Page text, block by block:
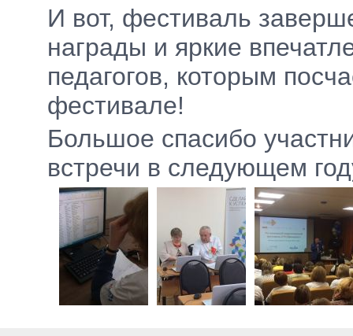
И вот, фестиваль
награды и яркие
педагогов, которым
фестивале!
Большое спасибо
встречи в следующем